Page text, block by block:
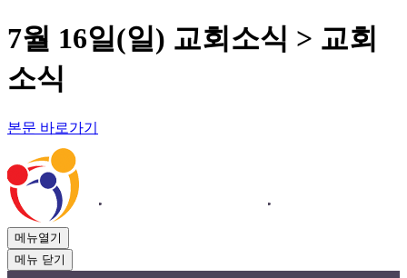
7월 16일(일) 교회소식 > 교회
소식
본문 바로가기
메뉴열기
메뉴 닫기